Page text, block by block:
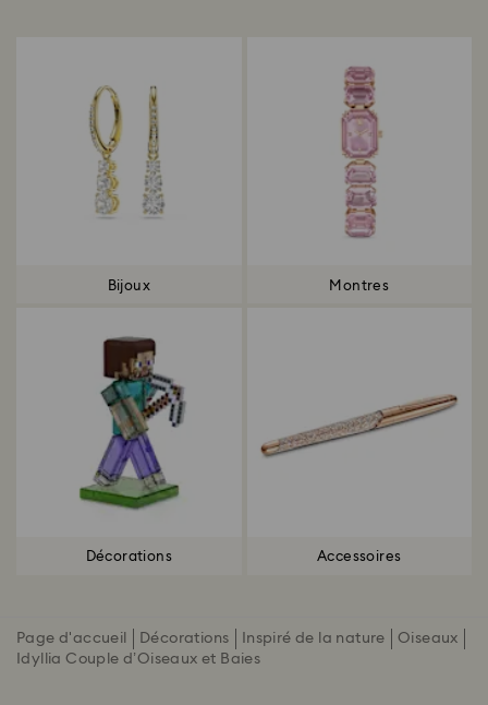
Bijoux Montres
Décorations Accessoires
Page d'accueil Décorations Inspiré de la nature
Oiseaux
Idyllia Couple d’Oiseaux et Baies